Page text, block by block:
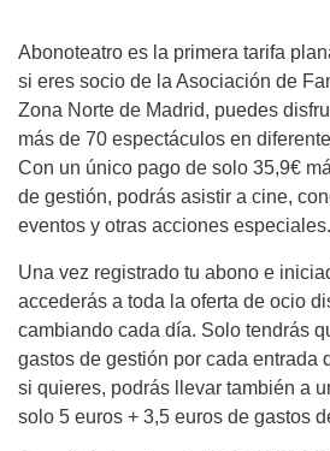
Abonoteatro es la primera tarifa
si eres socio de la Asociación de
Zona Norte de Madrid, puedes
más de 70 espectáculos en
Con un único pago de solo 35,9€
de gestión, podrás asistir a cine,
eventos y otras acciones especiales.
Una vez registrado tu abono e
accederás a toda la oferta de ocio
cambiando cada día. Solo tendrás
gastos de gestión por cada entrada
si quieres, podrás llevar también a
solo 5 euros + 3,5 euros de gastos